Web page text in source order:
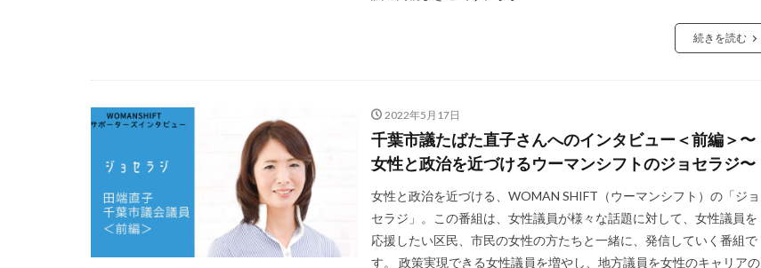
続きを読む
2022年5月17日
千葉市議たばた直子さんへのインタビュー＜前編＞〜
女性と政治を近づけるウーマンシフトのジョセラジ〜
女性と政治を近づける、WOMAN SHIFT（ウーマンシフト）の「ジョ
セラジ」。この番組は、女性議員が様々な話題に対して、女性議員を
応援したい区民、市民の女性の方たちと一緒に、発信していく番組で
す。 政策実現できる女性議員を増やし、地方議員を女性のキャリアの